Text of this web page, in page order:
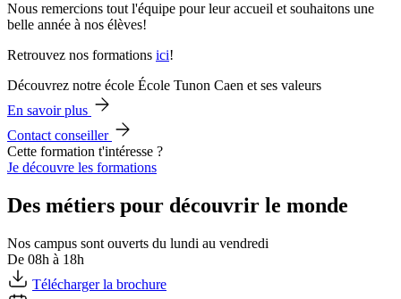
Nous remercions tout l'équipe pour leur accueil et souhaitons une
belle année à nos élèves!
Retrouvez nos formations ici!
Découvrez notre école École Tunon Caen et ses valeurs
En savoir plus
Contact conseiller
Cette formation t'intéresse ?
Je découvre les formations
Des métiers pour découvrir le monde
Nos campus sont ouverts du lundi au vendredi
De 08h à 18h
Télécharger la brochure